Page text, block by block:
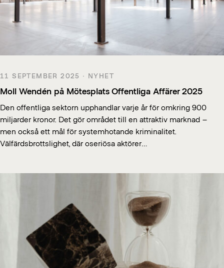
11 SEPTEMBER 2025 · NYHET
Moll Wendén på Mötesplats Offentliga Affärer 2025
Den offentliga sektorn upphandlar varje år för omkring 900
miljarder kronor. Det gör området till en attraktiv marknad –
men också ett mål för systemhotande kriminalitet.
Välfärdsbrottslighet, där oseriösa aktörer…